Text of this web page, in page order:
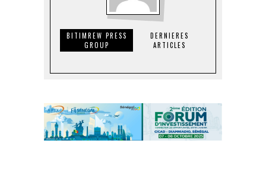
BITIMREW PRESS
GROUP
DERNIERES
ARTICLES